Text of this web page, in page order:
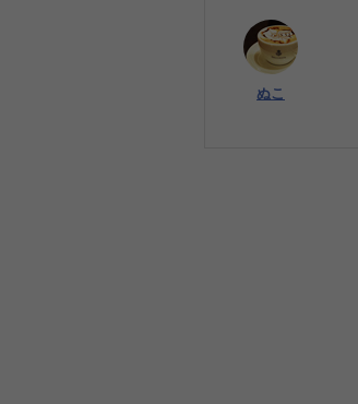
ぬこ